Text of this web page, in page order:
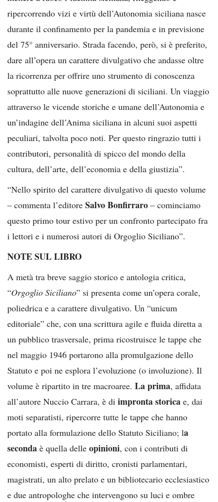
ripercorrendo vizi e virtù dell’Autonomia siciliana nasce
durante il confinamento per la pandemia e in previsione
del 75° anniversario. Strada facendo, però, si è preferito,
dare all’opera un carattere divulgativo che andasse oltre
la ricorrenza per offrire uno strumento di conoscenza
soprattutto alle nuove generazioni di siciliani. Un viaggio
attraverso le vicende storiche e umane dell’Autonomia e
un’indagine dell’Anima siciliana in alcuni suoi aspetti
peculiari, talvolta poco noti. Per questo ringrazio tutti i
contributori, personalità di spicco del mondo della
cultura, dell’arte, dell’economia e della giustizia”.
“Nello spirito del carattere divulgativo di questo volume
– commenta l’editore Salvo Bonfirraro – cominciamo
questo primo tour estivo per un confronto partecipato fra
i lettori e i numerosi autori di Orgoglio Siciliano”.
NOTE SUL LIBRO
A metà tra breve saggio storico e antologia critica,
“Orgoglio Siciliano” si presenta come un’opera corale,
poliedrica e a carattere divulgativo. Un “unicum
editoriale” che, con una scrittura agile e fluida diretta a
un pubblico trasversale, prima ricostruisce le tappe che
nel maggio 1946 portarono alla promulgazione dello
Statuto e poi ne esplora l’evoluzione (o involuzione). Il
volume è ripartito in tre macroaree. La prima, affidata
all’autore Nuccio Carrara, è di impronta storica e, dai
moti separatisti, ripercorre tutte le tappe che hanno
portato alla formulazione dello Statuto Siciliano; la
seconda è quella delle opinioni, con i contributi di
economisti, esperti di diritto, cronisti parlamentari,
magistrati, un alto prelato e un bibliotecario ecclesiastico
e due antropologhe che intervengono su luci e ombre